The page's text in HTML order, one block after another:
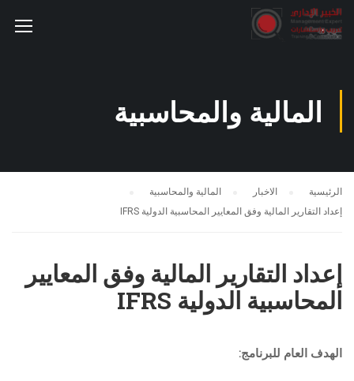
المالية والمحاسبية
الرئيسية الاخبار
المالية والمحاسبية
إعداد التقارير المالية وفق المعايير المحاسبية الدولية IFRS
إعداد التقارير المالية وفق المعايير
المحاسبية الدولية IFRS
الهدف العام للبرنامج: